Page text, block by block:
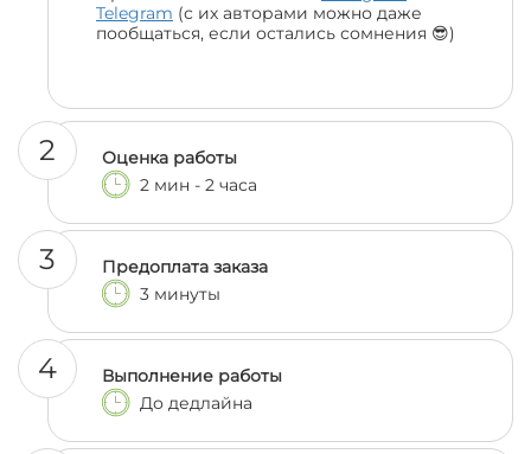
Telegram (с их авторами можно даже
пообщаться, если остались сомнения 😎)
2
Оценка работы
2 мин - 2 часа
3
Предоплата заказа
3 минуты
4
Выполнение работы
До дедлайна